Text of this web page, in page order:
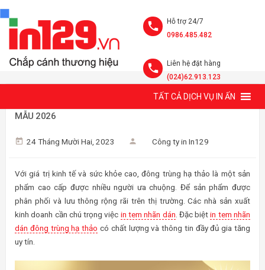
Hỗ trợ 24/7
0986.485.482
Liên hệ đặt hàng
(024)62.913.123
TẤT CẢ DỊCH VỤ IN ẤN
IN TEM NHÃN DÁN ĐÔNG TRÙNG HẠ THẢO SANG TRỌNG
MẪU 2026
24 Tháng Mười Hai, 2023 Công ty in In129
Với giá trị kinh tế và sức khỏe cao, đông trùng hạ thảo là một sản
phẩm cao cấp được nhiều người ưa chuộng. Để sản phẩm được
phân phối và lưu thông rộng rãi trên thị trường. Các nhà sản xuất
kinh doanh cần chú trọng việc in tem nhãn dán . Đặc biệtin tem nhãn
dán đông trùng hạ thảo có chất lượng và thông tin đầy đủ gia tăng
uy tín.